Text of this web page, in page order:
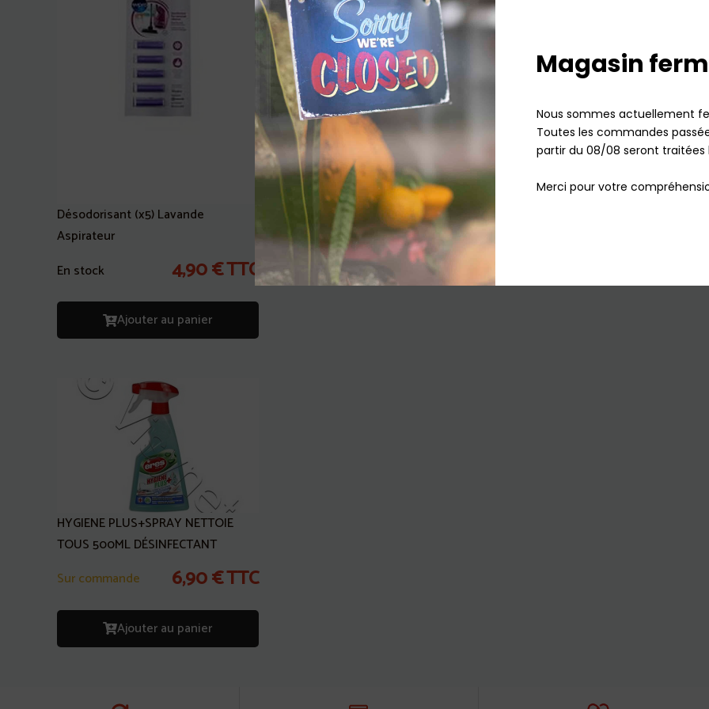
Désodorisant (x5) Lavande
Aspirateur
En stock
4,90€TTC
Ajouter au panier
Désodorisant (x5) Citronelle
Aspirateur
En stock
4,90
Ajouter au panier
Aspirateur Universel
Ajouter au panier
HYGIENE PLUS+SPRAY NETTOIE
TOUS 500ML DÉSINFECTANT
Sur commande
6,90€TTC
Ajouter au panier
Magasin
Nous sommes actuellement
Toutes les commandes
partir du 08/08 seront traitées
Merci pour votre